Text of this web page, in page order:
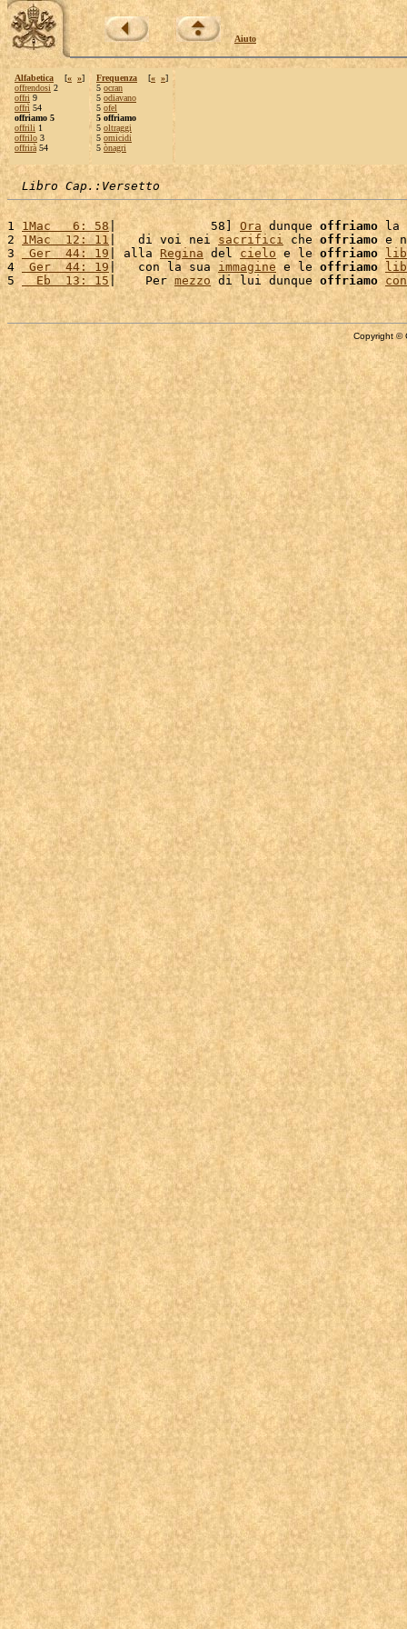
Aiuto
Alfabetica [« »]
offrendosi 2
offri 9
offrì 54
offriamo 5
offrili 1
offrilo 3
offrirà 54
Frequenza [« »]
5 ocran
5 odiavano
5 ofel
5 offriamo
5 oltraggi
5 omicidi
5 ònagri
Libro Cap.:Versetto
1 1Mac   6: 58|             58] Ora dunque offriamo la
2 1Mac  12: 11 |   di voi nei sacrifici che offriamo e
3 Ger  44: 19 | alla Regina del cielo e le offriamo
4
Ger  44: 19|   con la sua immagine e le offriamo
5
  Eb  13: 15
|    Per mezzo di lui dunque offriamo
Copyright ©